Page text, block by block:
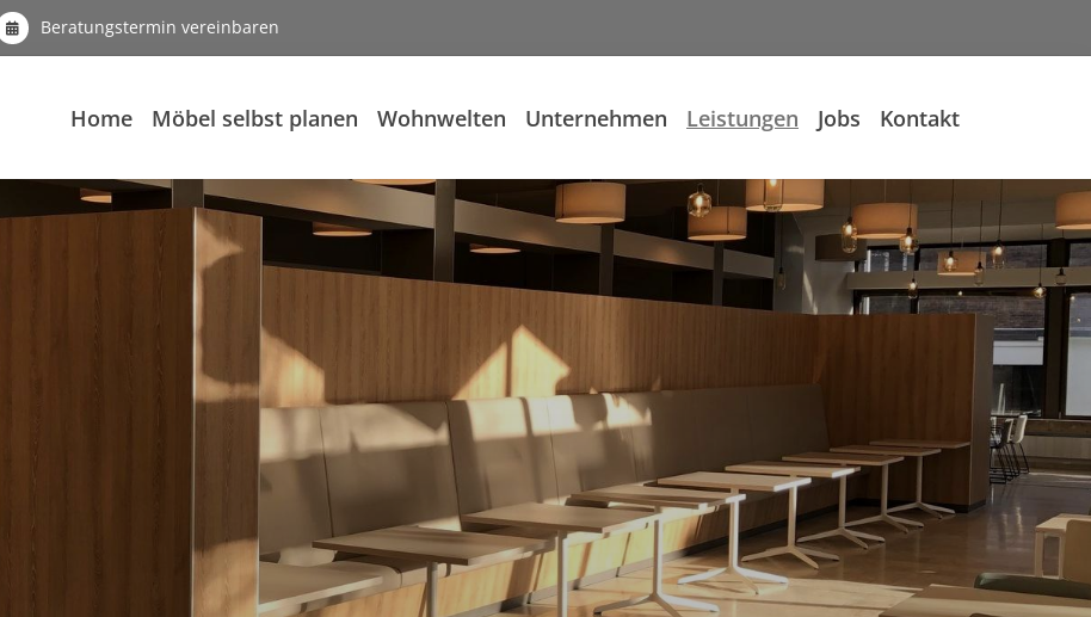
Beratungstermin vereinbaren
Home Möbel selbst planen Wohnwelten Unternehmen Leistungen Jobs Kontakt